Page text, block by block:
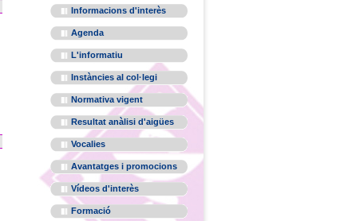
Informacions d'interès
Agenda
L'informatiu
Instàncies al col·legi
Normativa vigent
Resultat anàlisi d'aigües
Vocalies
Avantatges i promocions
Vídeos d'interès
Formació